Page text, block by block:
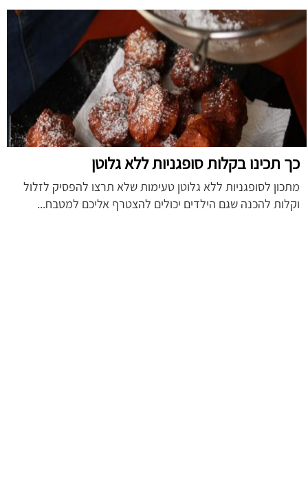
כך תכינו בקלות סופגניות ללא גלוטן
מתכון לסופגניות ללא גלוטן טעימות שלא תרצו להפסיק לזלול
וקלות להכנה שגם הילדים יכולים להצטרף אליכם למטבח...